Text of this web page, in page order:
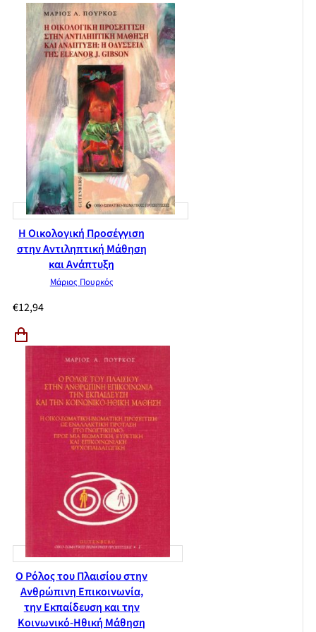
ανάπτυξή της
Τι γενικά μας έχει προσφέρει η οικολογική ψυχολογία του
Gibson και οι προκλήσεις του για την έρευνα στον 21ο αιώνα
Τίτλοι εργασιών από τα Purple Perils του James Gibson
Πρόσφατη βιβλιογραφία της οικολογικής ψυχολογίας (1989-
σήμερα)
Βιβλιογραφία
Η Οικολογική Προσέγγιση
στην Αντιληπτική Μάθηση
και Ανάπτυξη
Μάριος Πουρκός
€12,94
Ο Ρόλος του Πλαισίου στην
Ανθρώπινη Επικοινωνία,
την Εκπαίδευση και την
Κοινωνικό-Ηθική Μάθηση